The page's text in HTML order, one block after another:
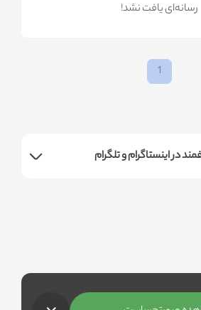
!رسانه‌ای یافت نشد
1
در اینستاگرام و تلگرام